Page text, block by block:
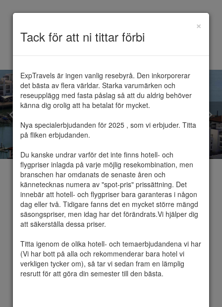
Tack för att ni tittar förbi
×
ExpTravels är ingen vanlig resebyrå. Den inkorporerar
det bästa av flera världar. Starka varumärken och
reseupplägg med fasta påslag så att du aldrig behöver
känna dig orolig att ha betalat för mycket.
Nya specialerbjudanden för 2025 , som vi erbjuder. Titta
på fliken erbjudanden.
Du kanske undrar varför det inte finns hotell- och
flygpriser inlagda på varje möjlig resekombination, men
branschen har omdanats de senaste åren och
kännetecknas numera av "spot-pris" prissättning. Det
innebär att hotell- och flygpriser bara garanteras i någon
dag eller två. Tidigare fanns det en mycket större mängd
säsongspriser, men idag har det förändrats.Vi hjälper dig
att säkerställa dessa priser.
Titta igenom de olika hotell- och temaerbjudandena vi har
(Vi har bott på alla och rekommenderar bara hotel vi
verkligen tycker om), så tar vi sedan fram en lämplig
resrutt för att göra din semester till den bästa.
Agadir
Agadir  är en kuststad i södra Marocko.
Staden förstördes av en kraftig jordbävning
den 29 februari 1960, vilket resulterade i